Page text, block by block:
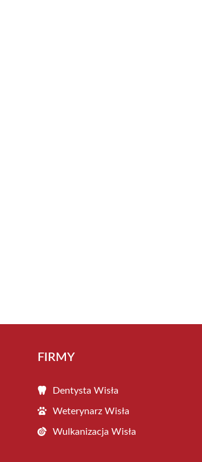
FIRMY
Dentysta Wisła
Weterynarz Wisła
Wulkanizacja Wisła